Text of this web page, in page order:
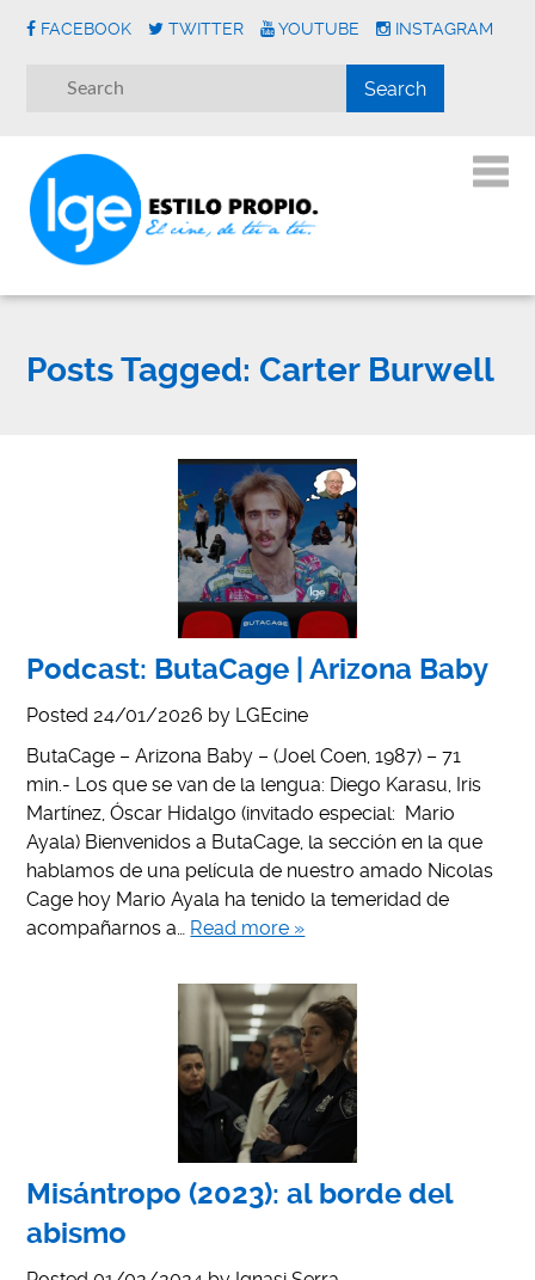
FACEBOOK TWITTER YOUTUBE INSTAGRAM
Posts Tagged: Carter Burwell
Podcast: ButaCage | Arizona Baby
Posted 24/01/2026 by LGEcine
ButaCage – Arizona Baby – (Joel Coen, 1987) – 71
min.- Los que se van de la lengua: Diego Karasu, Iris
Martínez, Óscar Hidalgo (invitado especial: Mario
Ayala) Bienvenidos a ButaCage, la sección en la que
hablamos de una película de nuestro amado Nicolas
Cage hoy Mario Ayala ha tenido la temeridad de
acompañarnos a… Read more »
Misántropo (2023): al borde del
abismo